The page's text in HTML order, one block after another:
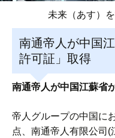
未来（あす）
南通帝人が中国
許可証」取得
南通帝人が中国江蘇省
帝人グループの中国に
点、南通帝人有限公司(